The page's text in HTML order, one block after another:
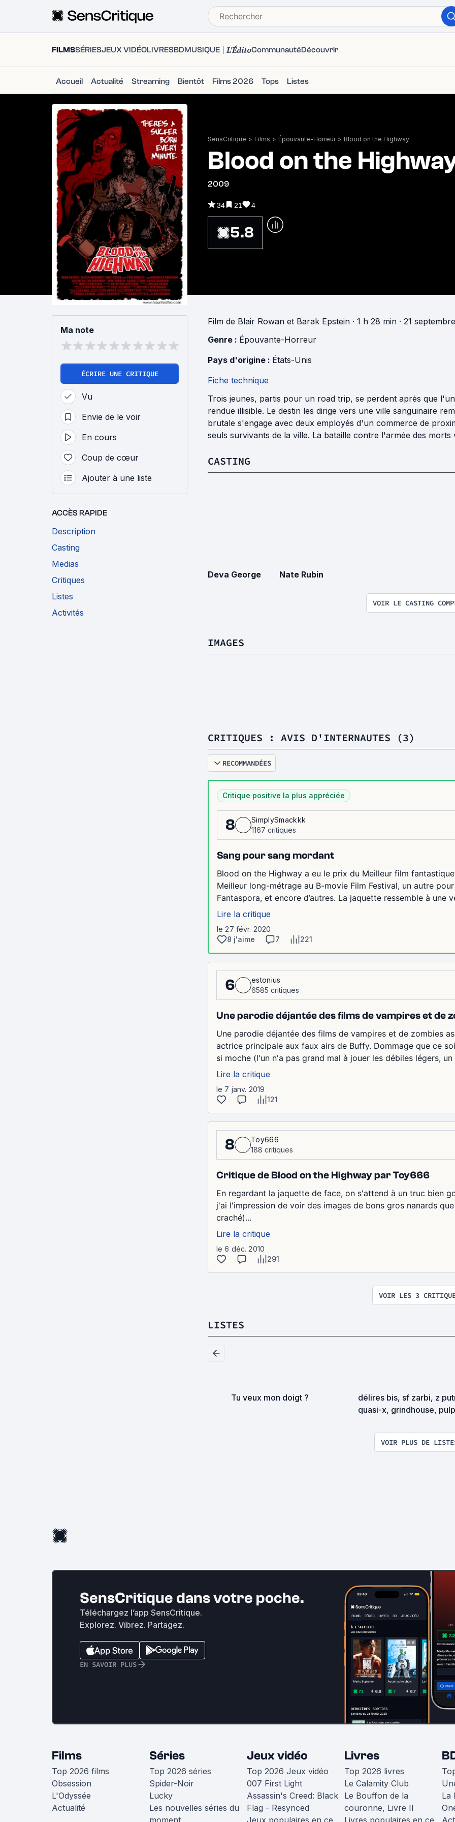
FILMSSÉRIESJEUX VIDÉOLIVRESBDMUSIQUE L'ÉditoCommunautéDécouvrir
Accueil Actualité Streaming Bientôt Films 2026 Tops Listes
SensCritique > Films > Épouvante-Horreur > Blood on the Highway
Blood on the
2009
34 21 4
5.8
Ma note
ÉCRIRE UNE CRITIQUE
Vu
Envie de le voir
En cours
Coup de cœur
Ajouter à une liste
ACCÈS RAPIDE
Description
Casting
Medias
Critiques
Listes
Activités
Film de Blair Rowan et Barak Epstein · 1 h 28 min · 21
Genre : Épouvante-Horreur
Pays d'origine : États-Unis
Fiche technique
Trois jeunes, partis pour un road trip, se perdent après que
rendue illisible. Le destin les dirige vers une ville sanguinaire
brutale s'engage avec deux employés d'un commerce de
seuls survivants de la ville. La bataille contre l'armée des morts
CASTING
Deva George Nate Rubin
VOIR LE CASTING
IMAGES
CRITIQUES : AVIS D'INTERNAUTES (3)
RECOMMANDÉES
Critique positive la plus appréciée
8
SimplySmackkk
1167 critiques
Sang pour sang mordant
Blood on the Highway a eu le prix du Meilleur film
Meilleur long-métrage au B-movie Film Festival, un autre
Fantaspora, et encore d’autres. La jaquette ressemble à une
Lire la critique
le 27 févr. 2020
8 j'aime
7 221
6
estonius
6585 critiques
Une parodie déjantée des films de vampires et de
Une parodie déjantée des films de vampires et de zombies
actrice principale aux faux airs de Buffy. Dommage que ce
si moche (l'un n'a pas grand mal à jouer les débiles légers,
Lire la critique
le 7 janv. 2019
121
8
Toy666
188 critiques
Critique de Blood on the Highway par Toy666
En regardant la jaquette de face, on s'attend à un truc bien
j'ai l'impression de voir des images de bons gros nanards
craché)...
Lire la critique
le 6 déc. 2010
291
VOIR LES 3
LISTES
Tu veux mon doigt ?
délires bis, sf zarbi, z
quasi-x, grindhouse,
VOIR PLUS DE
SensCritique dans votre poche.
Téléchargez l’app SensCritique.
Explorez. Vibrez. Partagez.
EN SAVOIR PLUS
Films
Top 2026 films
Obsession
L'Odyssée
Actualité
Séries
Top 2026 séries
Spider-Noir
Lucky
Les nouvelles séries du
Jeux vidéo
Top 2026 Jeux vidéo
007 First Light
Assassin's Creed: Black
Flag - Resynced
Livres
Top 2026 livres
Le Calamity Club
Le Bouffon de la
couronne, Livre II
La